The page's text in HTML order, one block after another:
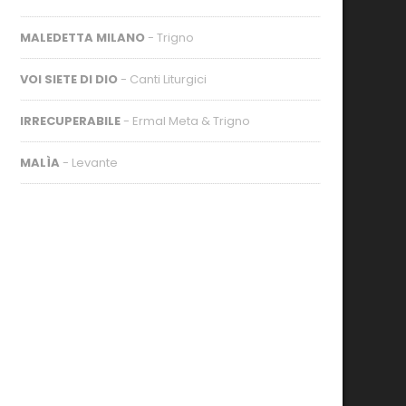
MALEDETTA MILANO - Trigno
VOI SIETE DI DIO - Canti Liturgici
IRRECUPERABILE - Ermal Meta & Trigno
MALÌA - Levante